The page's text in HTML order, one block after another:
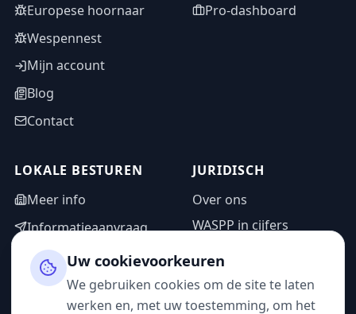
Europese hoornaar
Wespennest
Mijn account
Blog
Contact
Pro-dashboard
LOKALE BESTUREN
Meer info
Informatieaanvraag
Adminzone
JURIDISCH
Over ons
WASPP in cijfers
Privacybeleid
Gebruiksvoorwaarden
Uw cookievoorkeuren
We gebruiken cookies om de site te laten
werken en, met uw toestemming, om het